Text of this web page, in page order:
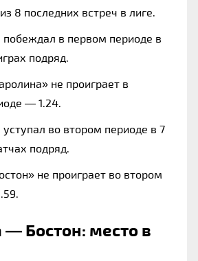
8 последних встреч в лиге.
побеждал в первом периоде в
подряд.
не проиграет в
— 1.24.
уступал во втором периоде в 7
подряд.
не проиграет во втором
— Бостон: место в